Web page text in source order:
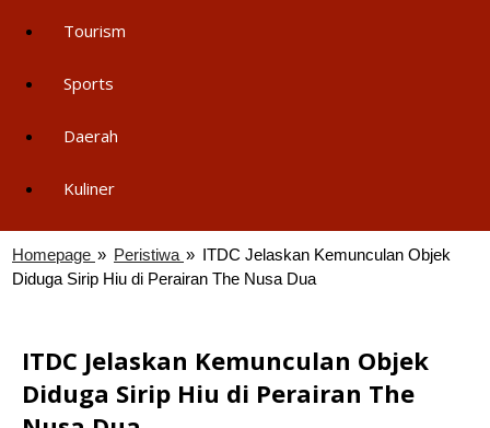
Tourism
Sports
Daerah
Kuliner
Homepage » Peristiwa » ITDC Jelaskan Kemunculan Objek
Diduga Sirip Hiu di Perairan The Nusa Dua
ITDC Jelaskan Kemunculan Objek
Diduga Sirip Hiu di Perairan The